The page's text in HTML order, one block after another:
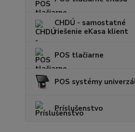
CHDÚ - samostatné
riešenie eKasa klient
POS tlačiarne
POS systémy
Príslušenstvo